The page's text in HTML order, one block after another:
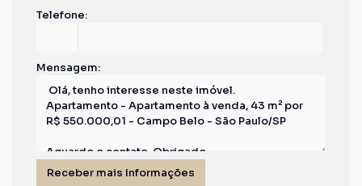
Telefone:
Mensagem: